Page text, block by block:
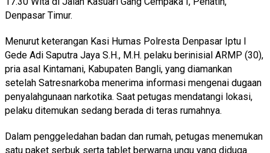
Denpasar Timur.
Menurut keterangan Kasi Humas Polresta Denpasar Iptu I
Gede Adi Saputra Jaya S.H., M.H. pelaku berinisial ARMP (30),
pria asal Kintamani, Kabupaten Bangli, yang diamankan
setelah Satresnarkoba menerima informasi mengenai dugaan
penyalahgunaan narkotika. Saat petugas mendatangi lokasi,
pelaku ditemukan sedang berada di teras rumahnya.
Dalam penggeledahan badan dan rumah, petugas menemukan
satu paket serbuk serta tablet berwarna ungu yang diduga